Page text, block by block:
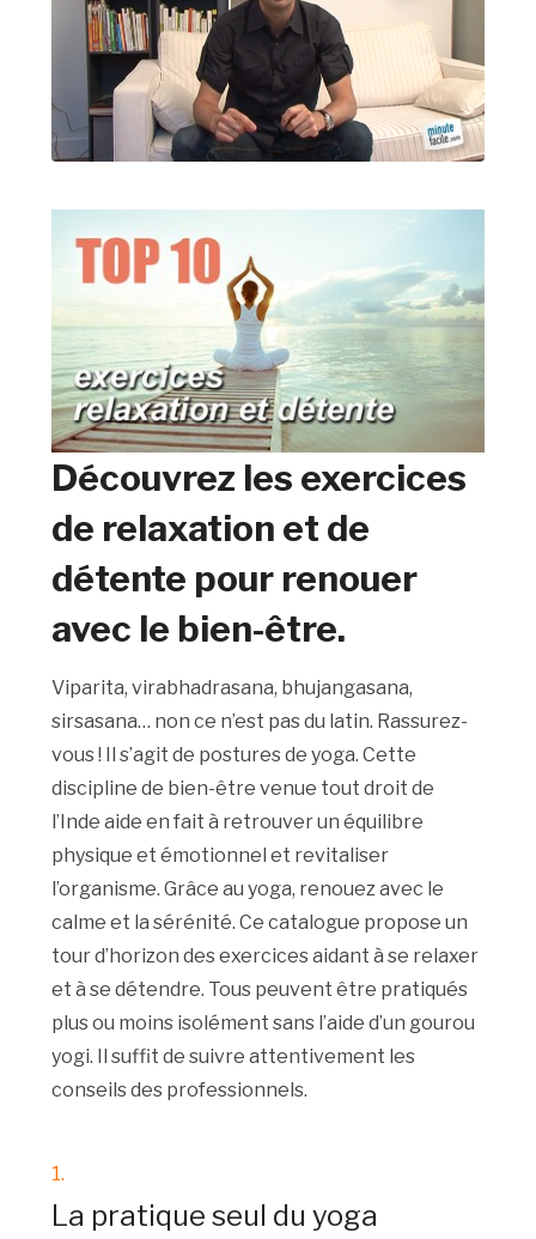
Découvrez les exercices
de relaxation et de
détente pour renouer
avec le bien-être.
Viparita, virabhadrasana, bhujangasana,
sirsasana… non ce n’est pas du latin. Rassurez-
vous ! Il s’agit de postures de yoga. Cette
discipline de bien-être venue tout droit de
l’Inde aide en fait à retrouver un équilibre
physique et émotionnel et revitaliser
l’organisme. Grâce au yoga, renouez avec le
calme et la sérénité. Ce catalogue propose un
tour d’horizon des exercices aidant à se relaxer
et à se détendre. Tous peuvent être pratiqués
plus ou moins isolément sans l’aide d’un gourou
yogi. Il suffit de suivre attentivement les
conseils des professionnels.
1.
La pratique seul du yoga